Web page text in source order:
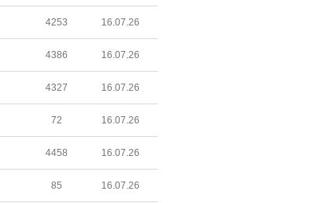
4253 16.07.26
4386 16.07.26
4327 16.07.26
72 16.07.26
4458 16.07.26
85 16.07.26